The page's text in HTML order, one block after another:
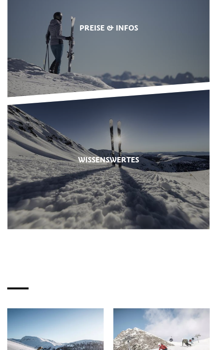
PREISE & INFOS
WISSENSWERTES